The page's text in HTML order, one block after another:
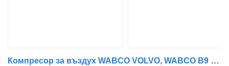
Компресор за въздух WABCO VOLVO, WABCO B9 (01.10-) 9125120140 за автобус Volvo B7, B8, B9, B12 bus (2005-)